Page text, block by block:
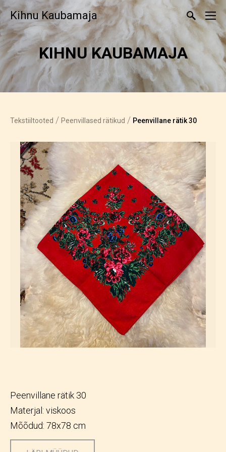
Kihnu Kaubamaja
KIHNU KAUBAMAJA
Tekstiiltooted / Peenvillased rätikud / Peenvillane rätik 30
Peenvillane rätik 30
Materjal: viskoos
Mõõdud: 78x78 cm